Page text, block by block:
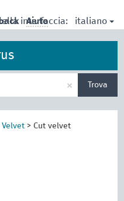
interfaccia: italiano
Aiuto
× Trova
Velvet > Cut velvet